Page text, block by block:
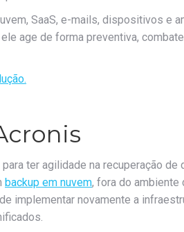
SaaS, e-mails, dispositivos e
ele age de forma preventiva,
ter agilidade na recuperação de
backup em nuvem, fora do ambiente
implementar novamente a